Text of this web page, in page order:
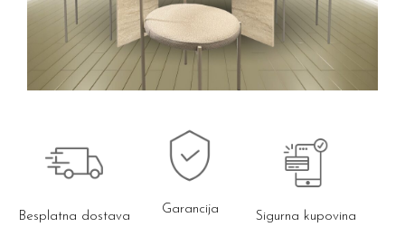
Besplatna dostava Garancija Sigurna kupovina